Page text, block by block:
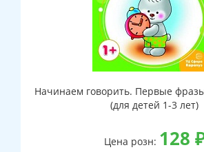
Начинаем говорить. Первые
(для детей 1-3 лет)
Цена розн: 128